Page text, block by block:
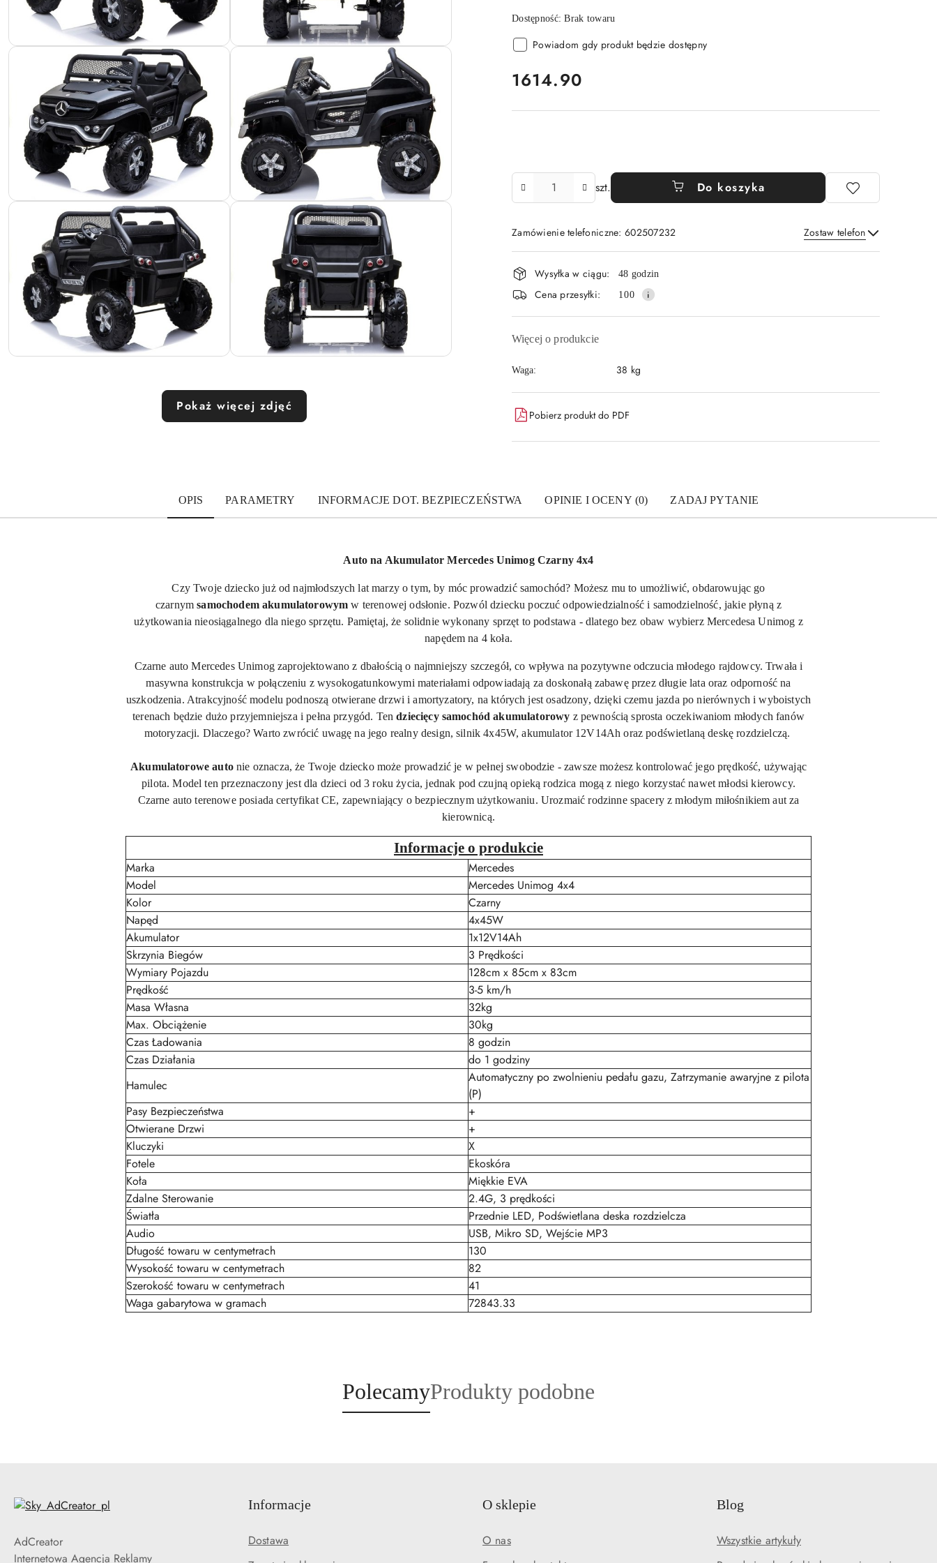
Pokaż więcej zdjęć
Dostępność:Brak towaru
Powiadom gdy produkt będzie dostępny
cena:
1614.90
szt. Do koszyka
Zamówienie telefoniczne: 602507232 Zostaw telefon
Wyślij
Dostępność
i
Wysyłka w ciągu: 48 godzin
Cena przesyłki: 100
Więcej o produkcie
Waga: 38 kg
Pobierz produkt do PDF
OPIS PARAMETRY INFORMACJE DOT. BEZPIECZEŃSTWA OPINIE I OCENY (0) ZADAJ PYTANIE
Auto na Akumulator Mercedes Unimog Czarny 4x4
Czy Twoje dziecko już od najmłodszych lat marzy o tym, by móc prowadzić samochód? Możesz mu to umożliwić, obdarowując go
czarnymsamochodem akumulatorowymw terenowej odsłonie. Pozwól dziecku poczuć odpowiedzialność i samodzielność, jakie płyną z
użytkowania nieosiągalnego dla niego sprzętu. Pamiętaj, że solidnie wykonany sprzęt to podstawa - dlatego bez obaw wybierz Mercedesa Unimog z
napędem na 4 koła.
Czarne auto Mercedes Unimog zaprojektowano z dbałością o najmniejszy szczegół, co wpływa na pozytywne odczucia młodego rajdowcy. Trwała i
masywna konstrukcja w połączeniu z wysokogatunkowymi materiałami odpowiadają za doskonałą zabawę przez długie lata oraz odporność na
uszkodzenia. Atrakcyjność modelu podnoszą otwierane drzwi i amortyzatory, na których jest osadzony, dzięki czemu jazda po nierównych i wyboistych
terenach będzie dużo przyjemniejsza i pełna przygód. Tendziecięcy samochód akumulatorowy z pewnością sprosta oczekiwaniom młodych fanów
motoryzacji. Dlaczego? Warto zwrócić uwagę na jego realny design, silnik 4x45W, akumulator 12V14Ah oraz podświetlaną deskę rozdzielczą.
Akumulatorowe autonie oznacza, że Twoje dziecko może prowadzić je w pełnej swobodzie - zawsze możesz kontrolować jego prędkość, używając
pilota. Model ten przeznaczony jest dla dzieci od 3 roku życia, jednak pod czujną opieką rodzica mogą z niego korzystać nawet młodsi kierowcy.
Czarne auto terenowe posiada certyfikat CE, zapewniający o bezpiecznym użytkowaniu. Urozmaić rodzinne spacery z młodym miłośnikiem aut za
kierownicą.
Informacje o produkcie
Marka
Mercedes
Model
Mercedes Unimog 4x4
Kolor
Czarny
Napęd
4x45W
Akumulator
1x12V14Ah
Skrzynia Biegów
3 Prędkości
Wymiary Pojazdu
128cm x 85cm x 83cm
Prędkość
3-5 km/h
Masa Własna
32kg
Max. Obciążenie
30kg
Czas Ładowania
8 godzin
Czas Działania
do 1 godziny
Hamulec
Automatyczny po zwolnieniu pedału gazu, Zatrzymanie awaryjne z pilota
(P)
Pasy Bezpieczeństwa
+
Otwierane Drzwi
+
Kluczyki
X
Fotele
Ekoskóra
Koła
Miękkie EVA
Zdalne Sterowanie
2.4G, 3 prędkości
Światła
Przednie LED, Podświetlana deska rozdzielcza
Audio
USB, Mikro SD, Wejście MP3
Długość towaru w centymetrach
130
Wysokość towaru w centymetrach
82
Szerokość towaru w centymetrach
41
Waga gabarytowa w gramach
72843.33
Produkty
o
PolecamyProdukty
o
Produkty podobne
AdCreator
Internetowa Agencja Reklamy
Informacje
Dostawa
O sklepie
O nas
Blog
Wszystkie artykuły